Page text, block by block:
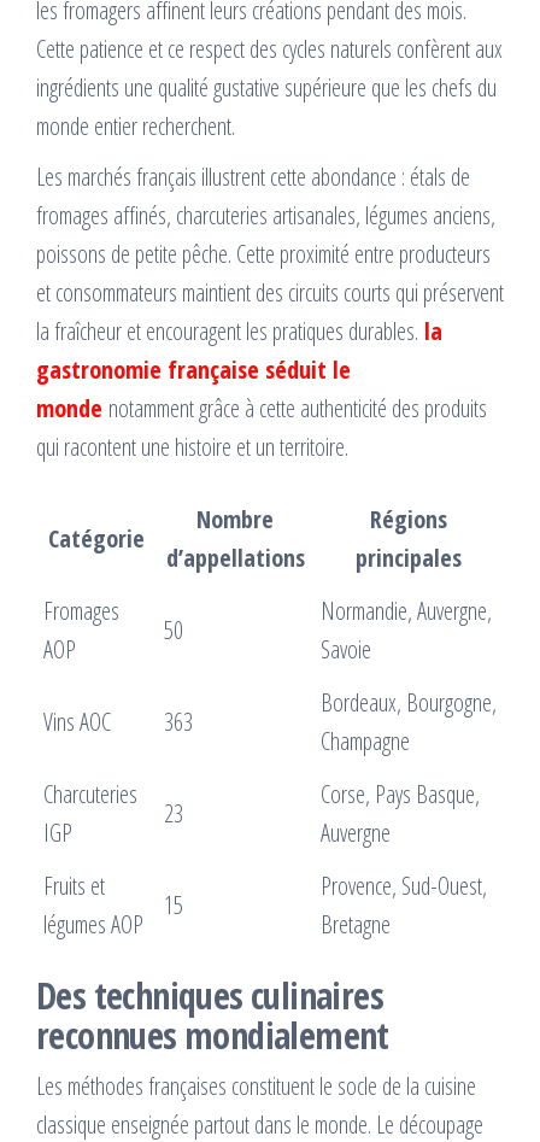
les fromagers affinent leurs créations pendant des mois.
Cette patience et ce respect des cycles naturels confèrent aux
ingrédients une qualité gustative supérieure que les chefs du
monde entier recherchent.
Les marchés français illustrent cette abondance : étals de
fromages affinés, charcuteries artisanales, légumes anciens,
poissons de petite pêche. Cette proximité entre producteurs
et consommateurs maintient des circuits courts qui préservent
la fraîcheur et encouragent les pratiques durables. la
gastronomie française séduit le
monde notamment grâce à cette authenticité des produits
qui racontent une histoire et un territoire.
Catégorie
Nombre
d’appellations
Régions
principales
Fromages
AOP
50
Normandie, Auvergne,
Savoie
Vins AOC 363
Bordeaux, Bourgogne,
Champagne
Charcuteries
IGP
23
Corse, Pays Basque,
Auvergne
Fruits et
légumes AOP
15
Provence, Sud-Ouest,
Bretagne
Des techniques culinaires
reconnues mondialement
Les méthodes françaises constituent le socle de la cuisine
classique enseignée partout dans le monde. Le découpage